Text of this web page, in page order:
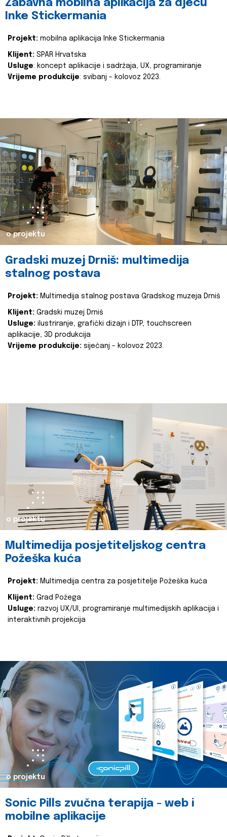
Zabavna mobilna aplikacija za djecu
Inke Stickermania
Projekt: mobilna aplikacija Inke Stickermania
Klijent: SPAR Hrvatska
Usluge: koncept aplikacije i sadržaja, UX, programiranje
Vrijeme produkcije: svibanj - kolovoz 2023.
o projektu
Gradski muzej Drniš: multimedija
stalnog postava
Projekt: Multimedija stalnog postava Gradskog muzeja Drniš
Klijent: Gradski muzej Drniš
Usluge: ilustriranje, grafički dizajn i DTP, touchscreen
aplikacije, 3D produkcija
Vrijeme produkcije: siječanj - kolovoz 2023.
o projektu
Multimedija posjetiteljskog centra
Požeška kuća
Projekt: Multimedija centra za posjetitelje Požeška kuća
Klijent: Grad Požega
Usluge: razvoj UX/UI, programiranje multimedijskih aplikacija i
interaktivnih projekcija
o projektu
Sonic Pills zvučna terapija - web i
mobilne aplikacije